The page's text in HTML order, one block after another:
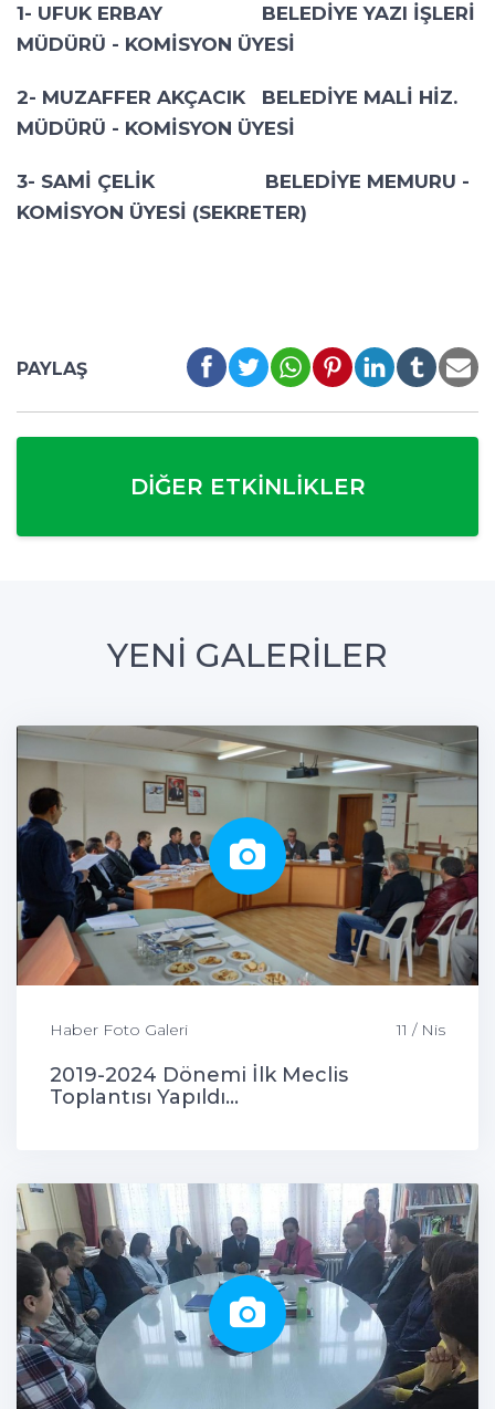
1- UFUK ERBAY BELEDİYE YAZI İŞLERİ
MÜDÜRÜ - KOMİSYON ÜYESİ
2- MUZAFFER AKÇACIK BELEDİYE MALİ HİZ.
MÜDÜRÜ - KOMİSYON ÜYESİ
3- SAMİ ÇELİK BELEDİYE MEMURU -
KOMİSYON ÜYESİ (SEKRETER)
PAYLAŞ
DIĞER ETKINLIKLER
YENİ GALERİLER
Haber Foto Galeri 11 / Nis
2019-2024 Dönemi İlk Meclis
Toplantısı Yapıldı...